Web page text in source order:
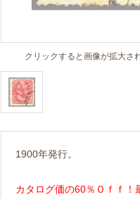
クリックすると画像が拡大さ
1900年発行。
カタログ価の60％Ｏｆｆ！